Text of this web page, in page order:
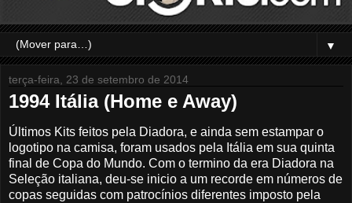
▼
terça-feira, 23 de setembro de 2014
1994 Itália (Home e Away)
Últimos Kits feitos pela Diadora, e ainda sem estampar o
logotipo na camisa, foram usados pela Itália em sua quinta
final de Copa do Mundo. Com o termino da era Diadora na
Seleção italiana, deu-se inicio a um recorde em números de
copas seguidas com patrocínios diferentes imposto pela